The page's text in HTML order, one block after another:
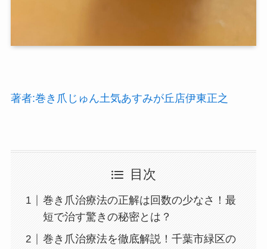
著者:巻き爪じゅん土気あすみが丘店伊東正之
目次
巻き爪治療法の正解は回数の少なさ！最
短で治す驚きの秘密とは？
巻き爪治療法を徹底解説！千葉市緑区の